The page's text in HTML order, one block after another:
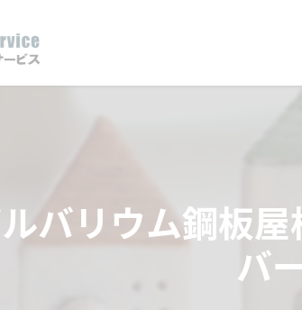
バリウム鋼板
バ